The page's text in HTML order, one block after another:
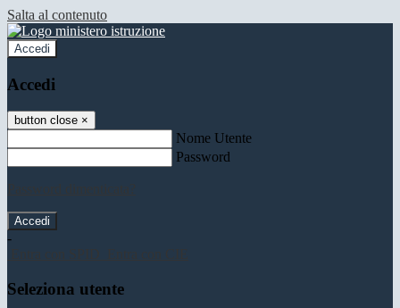
Salta al contenuto
Accedi
Accedi
button close ×
Nome Utente
Password
-
Seleziona utente